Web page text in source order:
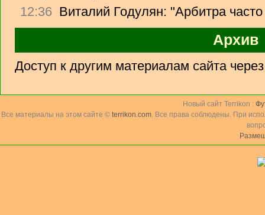
12:36 Виталий Годулян: "Арбитра
Архив
Доступ к другим материалам сайта
Новый сайт Terrikon :
Все материалы на этом сайте © terrikon.com. Все права соблюдены. При